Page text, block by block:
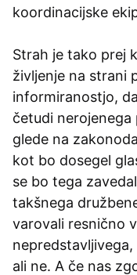
koordinacijske
Strah je tako prej
življenje na strani
informiranostjo,
četudi nerojenega
glede na
kot bo dosegel
se bo tega
takšnega
varovali resnično
ali ne. A če nas